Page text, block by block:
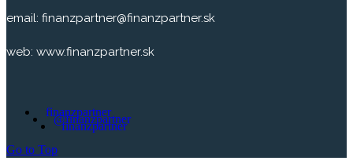
email: finanzpartner@finanzpartner.sk
web: www.finanzpartner.sk
finanzpartner
@finanzpartner
finanzpartner
Go to Top